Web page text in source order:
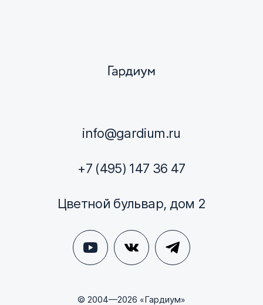
info@gardium.ru
+7 (495) 147 36 47
Цветной бульвар, дом 2
© 2004—2026 «Гардиум»